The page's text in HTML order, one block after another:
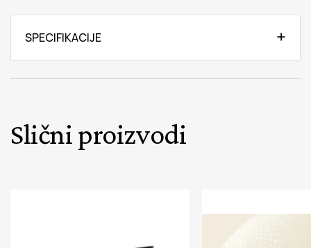
SPECIFIKACIJE
Slični proizvodi